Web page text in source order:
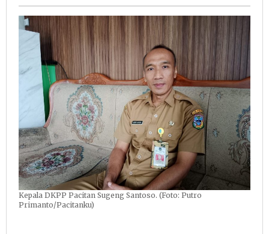
Produksi
Rokok
Kepala DKPP Pacitan Sugeng Santoso. (Foto: Putro
Primanto/Pacitanku)